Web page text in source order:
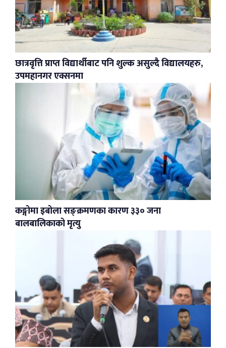
छात्रवृत्ति प्राप्त विद्यार्थीबाट पनि शुल्क असुल्दै विद्यालयहरु,
उपमहानगर एक्सनमा
कङ्गोमा इबोला सङ्क्रमणका कारण ३३० जना
बालबालिकाको मृत्यु